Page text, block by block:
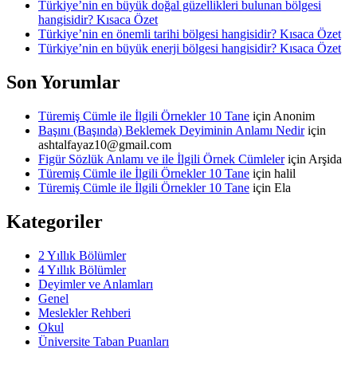
Türkiye’nin en büyük doğal güzellikleri bulunan bölgesi
hangisidir? Kısaca Özet
Türkiye’nin en önemli tarihi bölgesi hangisidir? Kısaca Özet
Türkiye’nin en büyük enerji bölgesi hangisidir? Kısaca Özet
Son Yorumlar
Türemiş Cümle ile İlgili Örnekler 10 Tane için Anonim
Başını (Başında) Beklemek Deyiminin Anlamı Nediriçin
ashtalfayaz10@gmail.com
Figür Sözlük Anlamı ve ile İlgili Örnek Cümleleriçin Arşida
Türemiş Cümle ile İlgili Örnekler 10 Tane için halil
Türemiş Cümle ile İlgili Örnekler 10 Tane için Ela
Kategoriler
2 Yıllık Bölümler
4 Yıllık Bölümler
Deyimler ve Anlamları
Genel
Meslekler Rehberi
Okul
Üniversite Taban Puanları